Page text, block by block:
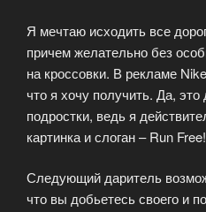
Я мечтаю исходить все
причем желательно без
на кроссовки. В рекламе
что я хочу получить. Да,
подростки, ведь я
картинка и слоган – Run Free!
Следующий даритель
что вы добьетесь своего и